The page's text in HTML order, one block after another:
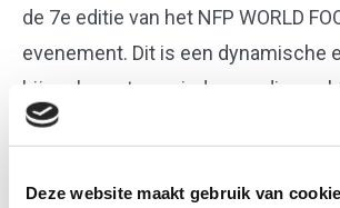
Deze website maakt gebruik van
de 7e editie van het NFP WORLD
evenement. Dit is een dynamische
bijeenkomst voor iedereen die werkt
voorhoede van
komen samen om gezamenlijke